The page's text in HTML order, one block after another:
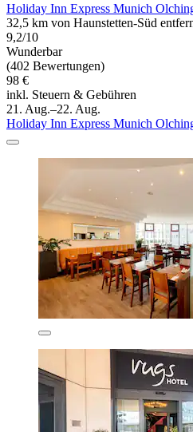
Holiday Inn Express Munich
32,5 km von Haunstetten-Süd
9,2/10
Wunderbar
(402 Bewertungen)
98 €
inkl. Steuern & Gebühren
21. Aug.–22. Aug.
Holiday Inn Express Munich